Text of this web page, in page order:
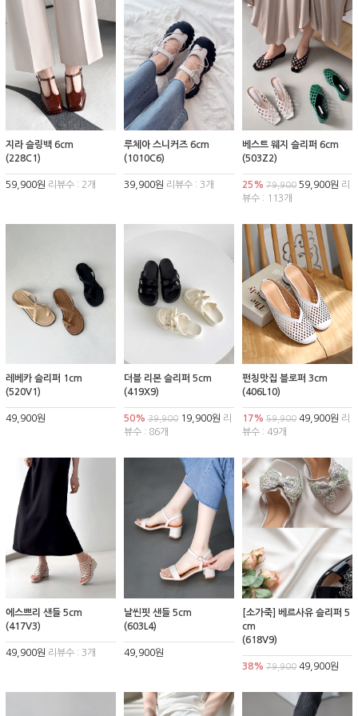
지라 슬링백 6cm
(228C1)
59,900원 리뷰수 : 2개
루체아 스니커즈 6cm
(1010C6)
39,900원 리뷰수 : 3개
베스트 웨지 슬리퍼 6cm
(503Z2)
25% 79,90059,900원 리
뷰수 : 113개
레베카 슬리퍼 1cm
(520V1)
49,900원
더블 리본 슬리퍼 5cm
(419X9)
50% 39,90019,900원 리
뷰수 : 86개
펀칭맛집 블로퍼 3cm
(406L10)
17% 59,90049,900원 리
뷰수 : 49개
에스쁘리 샌들 5cm
(417V3)
49,900원 리뷰수 : 3개
날씬핏 샌들 5cm
(603L4)
49,900원
[소가죽] 베르사유 슬리퍼 5
cm
(618V9)
38% 79,90049,900원